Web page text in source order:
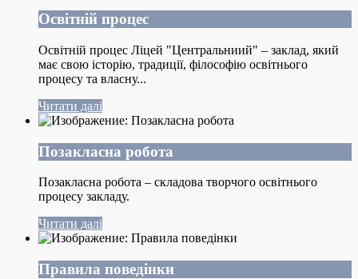
Освітній процес
Освітній процес Ліцей "Центральниий" – заклад, який
має свою історію, традиції, філософію освітнього
процесу та власну...
Читати далі
Позакласна робота
Позакласна робота – складова творчого освітнього
процесу закладу.
Читати далі
Правила поведінки